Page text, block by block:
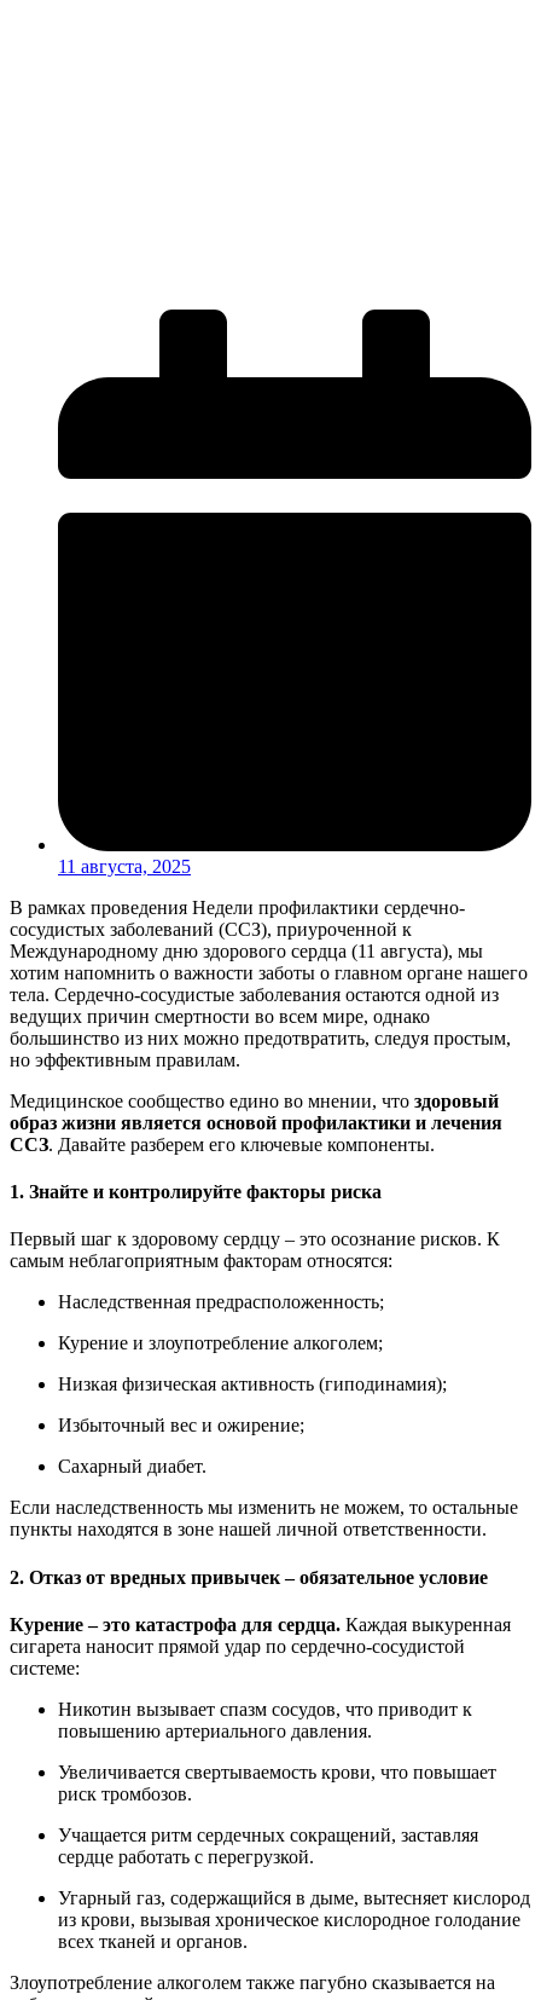
11 августа, 2025
В рамках проведения Недели профилактики сердечно-
сосудистых заболеваний (ССЗ), приуроченной к
Международному дню здорового сердца (11 августа), мы
хотим напомнить о важности заботы о главном органе нашего
тела. Сердечно-сосудистые заболевания остаются одной из
ведущих причин смертности во всем мире, однако
большинство из них можно предотвратить, следуя простым,
но эффективным правилам.
Медицинское сообщество едино во мнении, что здоровый
образ жизни является основой профилактики и лечения
ССЗ. Давайте разберем его ключевые компоненты.
1. Знайте и контролируйте факторы риска
Первый шаг к здоровому сердцу – это осознание рисков. К
самым неблагоприятным факторам относятся:
Наследственная предрасположенность;
Курение и злоупотребление алкоголем;
Низкая физическая активность (гиподинамия);
Избыточный вес и ожирение;
Сахарный диабет.
Если наследственность мы изменить не можем, то остальные
пункты находятся в зоне нашей личной ответственности.
2. Отказ от вредных привычек – обязательное условие
Курение – это катастрофа для сердца. Каждая выкуренная
сигарета наносит прямой удар по сердечно-сосудистой
системе:
Никотин вызывает спазм сосудов, что приводит к
повышению артериального давления.
Увеличивается свертываемость крови, что повышает
риск тромбозов.
Учащается ритм сердечных сокращений, заставляя
сердце работать с перегрузкой.
Угарный газ, содержащийся в дыме, вытесняет кислород
из крови, вызывая хроническое кислородное голодание
всех тканей и органов.
Злоупотребление алкоголем также пагубно сказывается на